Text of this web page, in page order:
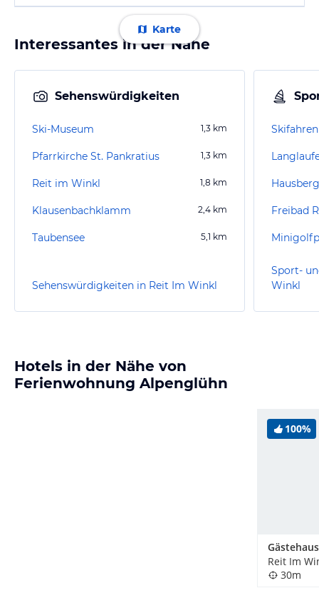
Karte
Interessantes in der Nähe
Sehenswürdigkeiten
Ski-Museum 1,3 km
Pfarrkirche St. Pankratius 1,3 km
Reit im Winkl 1,8 km
Klausenbachklamm 2,4 km
Taubensee 5,1 km
Sehenswürdigkeiten in Reit Im Winkl
Skifahren
Freibad
Sport-
Winkl
Hotels in der Nähe von
Ferienwohnung Alpenglühn
100%
Reit Im
30m